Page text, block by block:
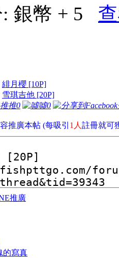
銀幣 + 5
緋月櫻 [10P]
雪琪吉他 [20P]
推0 噓0
推廣本帖 (每吸引 1人 註冊就可
的寫真